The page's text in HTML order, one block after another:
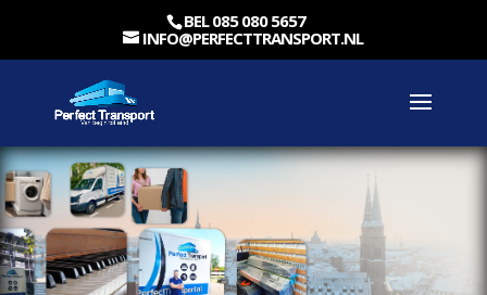
BEL 085 080 5657
INFO@PERFECTTRANSPORT.NL